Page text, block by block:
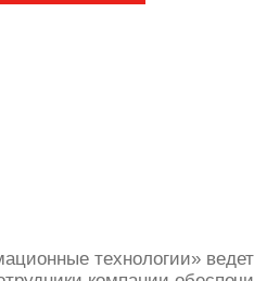
технологии»